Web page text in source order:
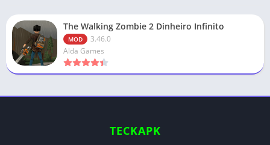
The Walking Zombie 2 Dinheiro Infinito
MOD
3.46.0
Alda Games
TECKAPK